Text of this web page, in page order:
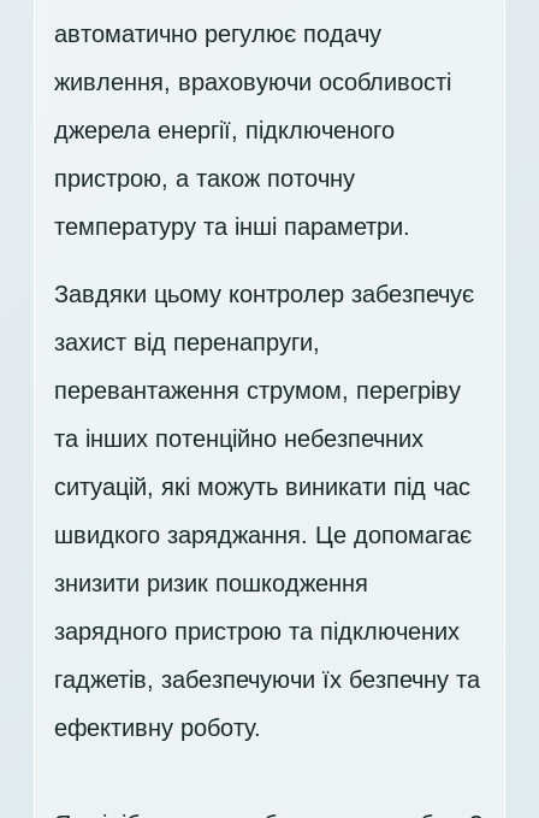
автоматично регулює подачу
живлення, враховуючи особливості
джерела енергії, підключеного
пристрою, а також поточну
температуру та інші параметри.
Завдяки цьому контролер забезпечує
захист від перенапруги,
перевантаження струмом, перегріву
та інших потенційно небезпечних
ситуацій, які можуть виникати під час
швидкого заряджання. Це допомагає
знизити ризик пошкодження
зарядного пристрою та підключених
гаджетів, забезпечуючи їх безпечну та
ефективну роботу.